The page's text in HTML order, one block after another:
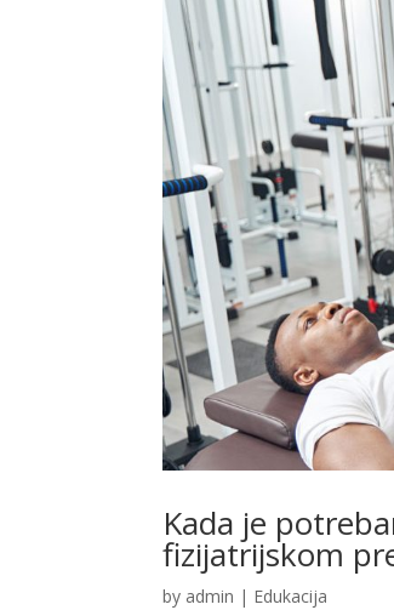
Kada je
fizijatrijskom
by admin | Edukacija